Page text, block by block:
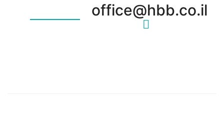
office@hbb.co.il